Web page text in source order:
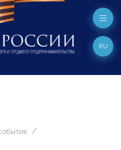
RU